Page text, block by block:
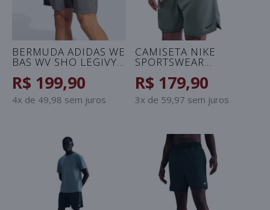
BERMUDA ADIDAS WE
BAS WV SHO LEGIVY
R$ 199,90
4x de 49,98 sem juros
CAMISETA NIKE
SPORTSWEAR
MASCULINA - VERDE
OLIVA
R$ 179,90
3x de 59,97 sem juros